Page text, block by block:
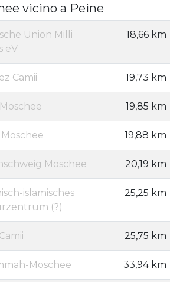
vicino a Peine
Union Milli
eV
18,66 km
Camii 19,73 km
19,85 km
Moschee 19,88 km
Moschee 20,19 km
islamisches
(?)
25,25 km
25,75 km
Moschee 33,94 km